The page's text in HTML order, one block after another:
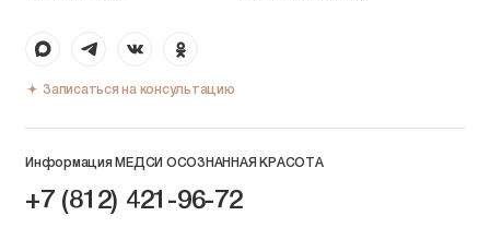
Записаться на консультацию
Информация МЕДСИ ОСОЗНАННАЯ КРАСОТА
+7 (812) 421-96-72